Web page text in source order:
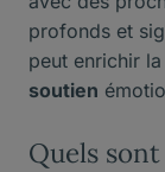
profonds et
peut enrichir la
soutien
Quels